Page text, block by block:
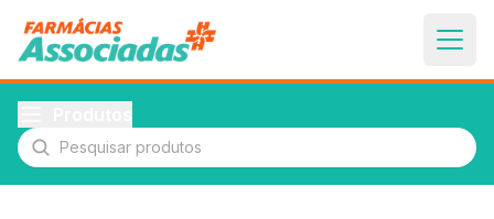
Pesquisar produtos